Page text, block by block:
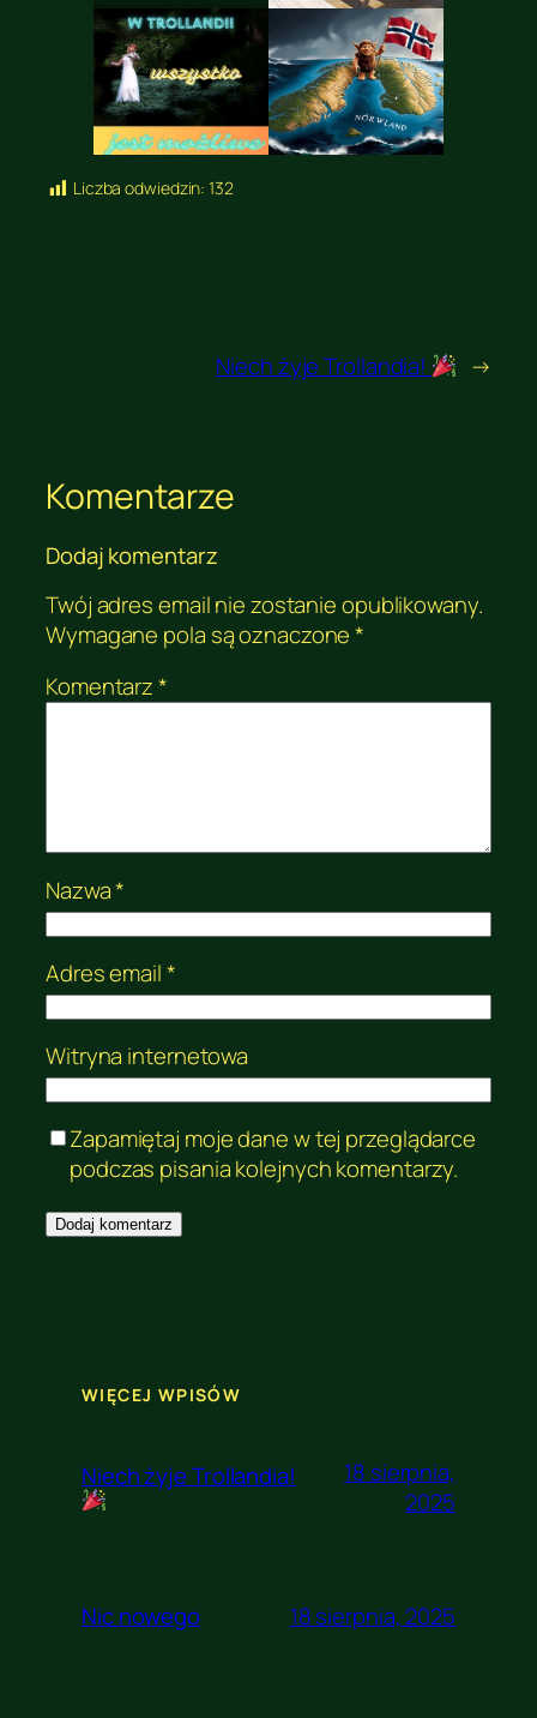
Liczba odwiedzin: 132
Niech żyje Trollandia! →
Komentarze
Dodaj komentarz
Twój adres email nie zostanie opublikowany.
Wymagane pola są oznaczone*
Komentarz*
Nazwa*
Adres email*
Witryna internetowa
Zapamiętaj moje dane w tej przeglądarce
podczas pisania kolejnych komentarzy.
WIĘCEJ WPISÓW
Niech żyje Trollandia!
18 sierpnia,
2025
Nic nowego 18 sierpnia, 2025